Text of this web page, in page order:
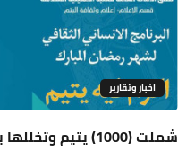
اخبار وتقارير
شملت (1000) يتيم